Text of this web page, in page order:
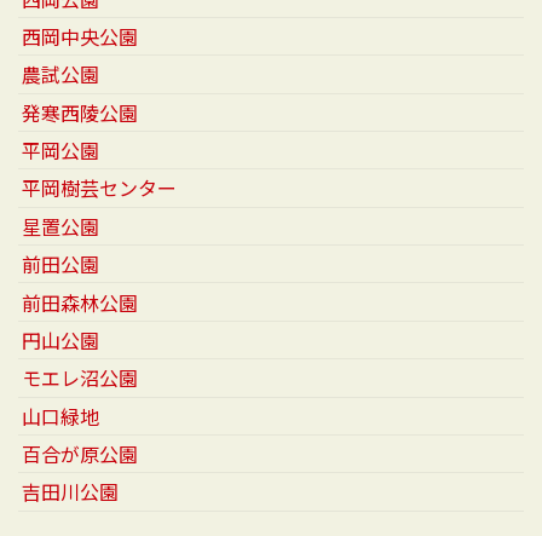
西岡中央公園
農試公園
発寒西陵公園
平岡公園
平岡樹芸センター
星置公園
前田公園
前田森林公園
円山公園
モエレ沼公園
山口緑地
百合が原公園
吉田川公園